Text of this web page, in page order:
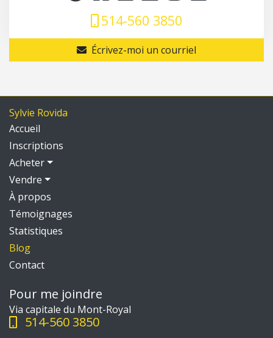
514-560 3850
Écrivez-moi un courriel
Sylvie Rovida
Accueil
Inscriptions
Acheter
Vendre
À propos
Témoignages
Statistiques
Blog
Contact
Pour me joindre
Via capitale du Mont-Royal
514-560 3850